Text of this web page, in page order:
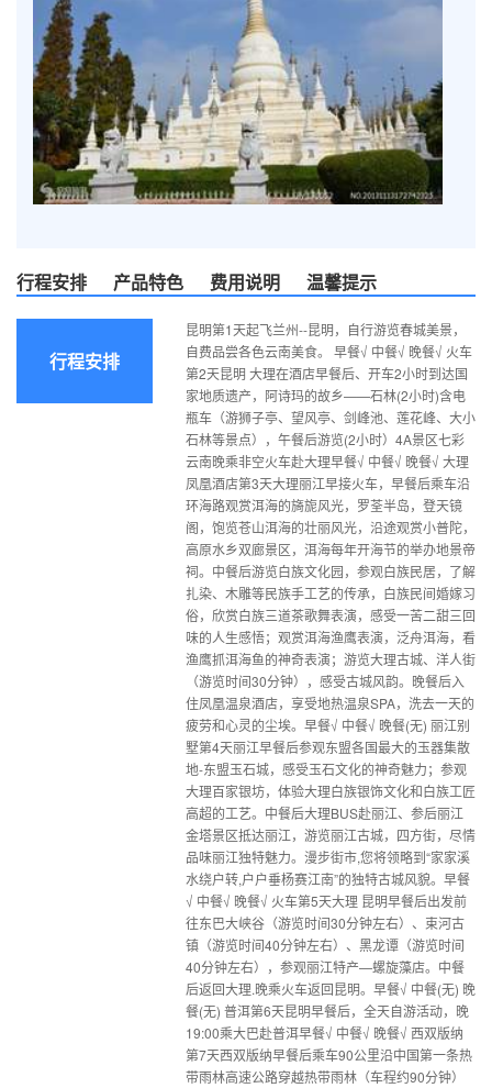
行程安排 产品特色 费用说明 温馨提示
行程安排
昆明第1天起飞兰州--昆明，自行游览春城美景，
自费品尝各色云南美食。 早餐√ 中餐√ 晚餐√ 火车
第2天昆明 大理在酒店早餐后、开车2小时到达国
家地质遗产，阿诗玛的故乡——石林(2小时)含电
瓶车（游狮子亭、望风亭、剑峰池、莲花峰、大小
石林等景点），午餐后游览(2小时）4A景区七彩
云南晚乘非空火车赴大理早餐√ 中餐√ 晚餐√ 大理
凤凰酒店第3天大理丽江早接火车，早餐后乘车沿
环海路观赏洱海的旖旎风光，罗荃半岛，登天镜
阁，饱览苍山洱海的壮丽风光，沿途观赏小普陀，
高原水乡双廊景区，洱海每年开海节的举办地景帝
祠。中餐后游览白族文化园，参观白族民居，了解
扎染、木雕等民族手工艺的传承，白族民间婚嫁习
俗，欣赏白族三道茶歌舞表演，感受一苦二甜三回
味的人生感悟；观赏洱海渔鹰表演，泛舟洱海，看
渔鹰抓洱海鱼的神奇表演；游览大理古城、洋人街
（游览时间30分钟），感受古城风韵。晚餐后入
住凤凰温泉酒店，享受地热温泉SPA，洗去一天的
疲劳和心灵的尘埃。早餐√ 中餐√ 晚餐(无) 丽江别
墅第4天丽江早餐后参观东盟各国最大的玉器集散
地-东盟玉石城，感受玉石文化的神奇魅力；参观
大理百家银坊，体验大理白族银饰文化和白族工匠
高超的工艺。中餐后大理BUS赴丽江、参后丽江
金塔景区抵达丽江，游览丽江古城，四方街，尽情
品味丽江独特魅力。漫步街市,您将领略到“家家溪
水绕户转,户户垂杨赛江南”的独特古城风貌。早餐
√ 中餐√ 晚餐√ 火车第5天大理 昆明早餐后出发前
往东巴大峡谷（游览时间30分钟左右）、束河古
镇（游览时间40分钟左右）、黑龙谭（游览时间
40分钟左右），参观丽江特产—螺旋藻店。中餐
后返回大理.晚乘火车返回昆明。早餐√ 中餐(无) 晚
餐(无) 普洱第6天昆明早餐后，全天自游活动，晚
19:00乘大巴赴普洱早餐√ 中餐√ 晚餐√ 西双版纳
第7天西双版纳早餐后乘车90公里沿中国第一条热
带雨林高速公路穿越热带雨林（车程约90分钟）